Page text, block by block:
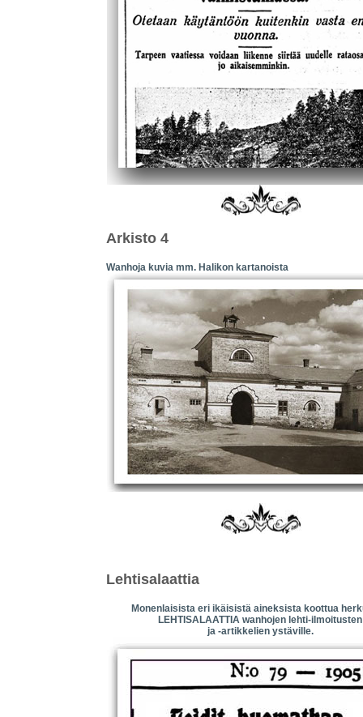
Arkisto 4
Wanhoja kuvia mm. Halikon kartanoista
Lehtisalaattia
Monenlaisista eri ikäisistä aineksista koottua
LEHTISALAATTIA wanhojen lehti-ilmoitusten
ja -artikkelien ystäville.